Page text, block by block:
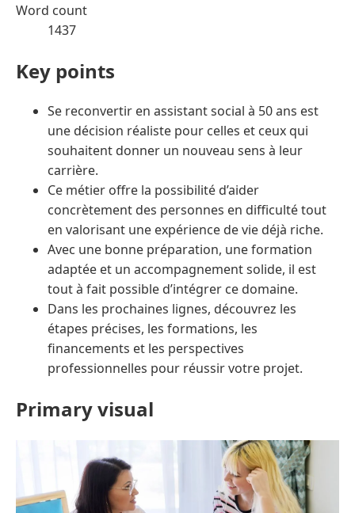
Word count
1437
Key points
Se reconvertir en assistant social à 50 ans est
une décision réaliste pour celles et ceux qui
souhaitent donner un nouveau sens à leur
carrière.
Ce métier offre la possibilité d’aider
concrètement des personnes en difficulté tout
en valorisant une expérience de vie déjà riche.
Avec une bonne préparation, une formation
adaptée et un accompagnement solide, il est
tout à fait possible d’intégrer ce domaine.
Dans les prochaines lignes, découvrez les
étapes précises, les formations, les
financements et les perspectives
professionnelles pour réussir votre projet.
Primary visual